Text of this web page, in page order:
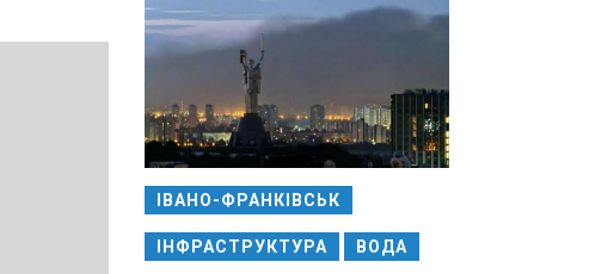
ІВАНО-ФРАНКІВСЬК
ІНФРАСТРУКТУРА ВОДА